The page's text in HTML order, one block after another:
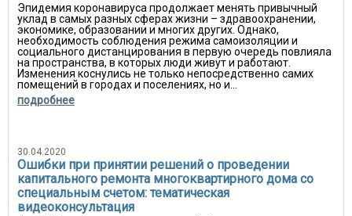
Эпидемия коронавируса продолжает менять привычный
уклад в самых разных сферах жизни – здравоохранении,
экономике, образовании и многих других. Однако,
необходимость соблюдения режима самоизоляции и
социального дистанцирования в первую очередь повлияла
на пространства, в которых люди живут и работают.
Изменения коснулись не только непосредственно самих
помещений в городах и поселениях, но и...
подробнее
30.04.2020
Ошибки при принятии решений о проведении
капитального ремонта многоквартирного дома со
специальным счетом: тематическая
видеоконсультация